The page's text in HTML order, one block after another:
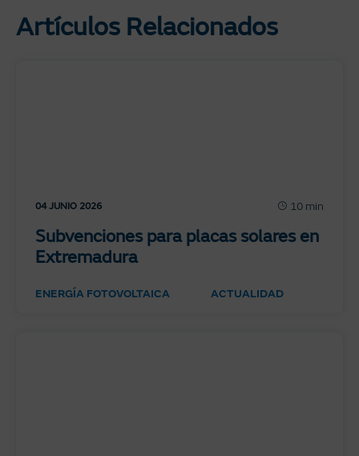
Artículos Relacionados
04 JUNIO 2026 10 min
Subvenciones para placas solares en
Extremadura
ENERGÍA FOTOVOLTAICA ACTUALIDAD